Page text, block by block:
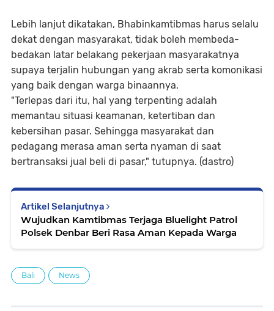
Lebih lanjut dikatakan, Bhabinkamtibmas harus selalu
dekat dengan masyarakat, tidak boleh membeda-
bedakan latar belakang pekerjaan masyarakatnya
supaya terjalin hubungan yang akrab serta komonikasi
yang baik dengan warga binaannya.
"Terlepas dari itu, hal yang terpenting adalah
memantau situasi keamanan, ketertiban dan
kebersihan pasar. Sehingga masyarakat dan
pedagang merasa aman serta nyaman di saat
bertransaksi jual beli di pasar," tutupnya. (dastro)
Artikel Selanjutnya
Wujudkan Kamtibmas Terjaga Bluelight Patrol
Polsek Denbar Beri Rasa Aman Kepada Warga
Bali News